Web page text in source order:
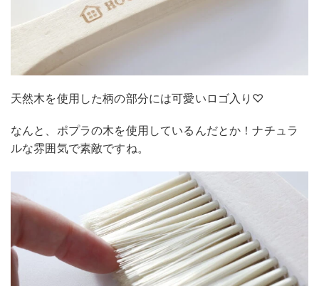
天然木を使用した柄の部分には可愛いロゴ入り♡
なんと、ポプラの木を使用しているんだとか！ナチュラ
ルな雰囲気で素敵ですね。